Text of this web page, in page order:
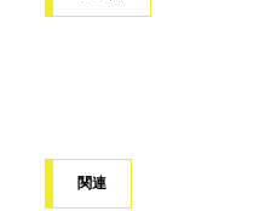
関連